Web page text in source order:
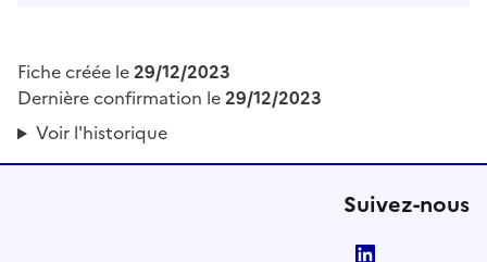
Fiche créée le29/12/2023
Dernière confirmation le29/12/2023
Voir l'historique
Suivez-nous